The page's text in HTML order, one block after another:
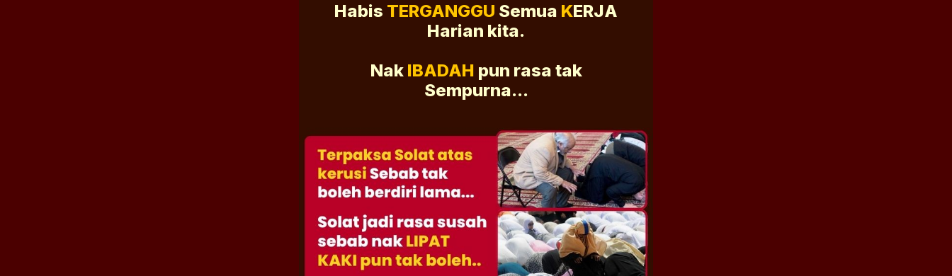
Habis TERGANGGU Semua KERJA
Harian kita.
NakIBADAH pun rasa tak
Sempurna...